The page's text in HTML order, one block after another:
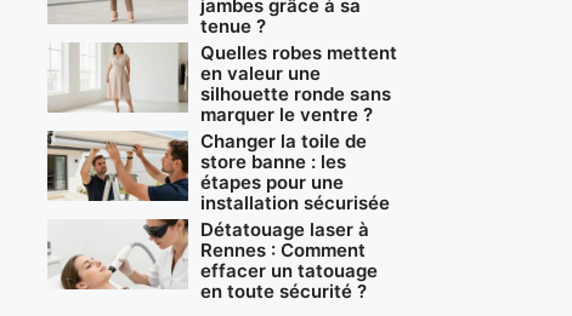
jambes grâce à sa
tenue ?
Quelles robes mettent
en valeur une
silhouette ronde sans
marquer le ventre ?
Changer la toile de
store banne : les
étapes pour une
installation sécurisée
Détatouage laser à
Rennes : Comment
effacer un tatouage
en toute sécurité ?